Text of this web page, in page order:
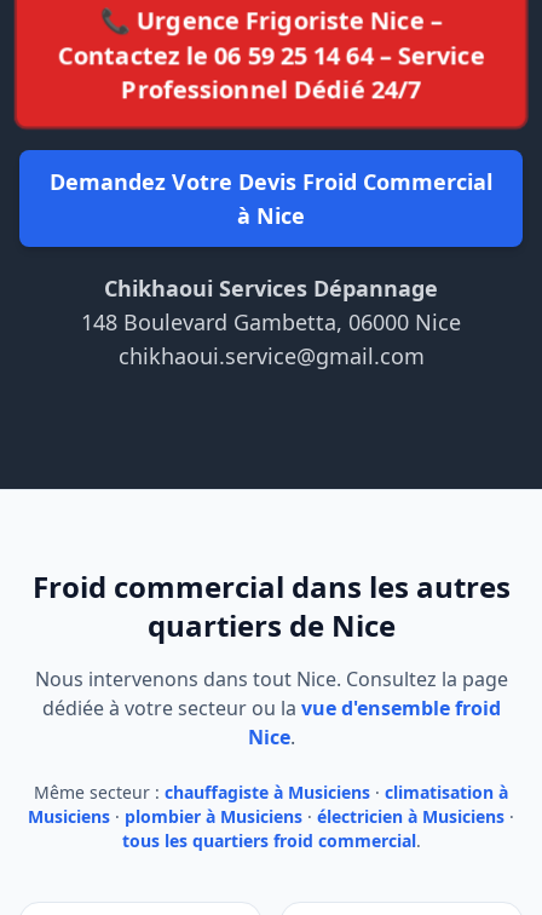
📞 Urgence Frigoriste Nice –
Contactez le 06 59 25 14 64 – Service
Professionnel Dédié 24/7
Demandez Votre Devis Froid Commercial
à Nice
Chikhaoui Services Dépannage
148 Boulevard Gambetta, 06000 Nice
chikhaoui.service@gmail.com
Froid commercial dans les autres
quartiers de Nice
Nous intervenons dans tout Nice. Consultez la page
dédiée à votre secteur ou la vue d'ensemble froid
Nice.
Même secteur : chauffagiste à Musiciens · climatisation à
Musiciens · plombier à Musiciens · électricien à Musiciens ·
tous les quartiers froid commercial.